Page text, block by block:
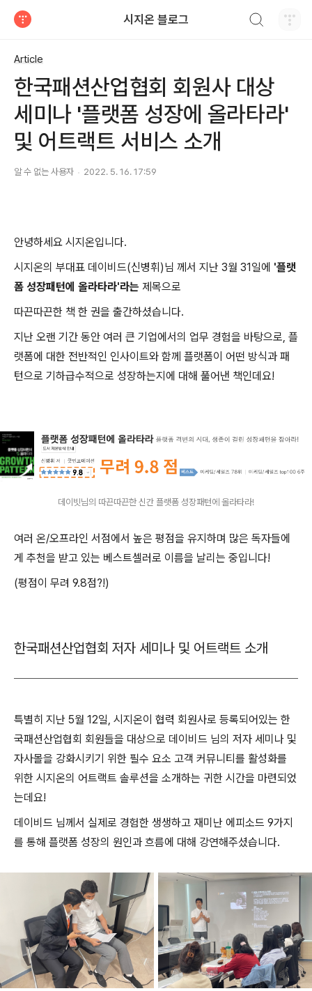
시지온 블로그
Article
한국패션산업협회 회원사 대상
세미나 '플랫폼 성장에 올라타라'
및 어트랙트 서비스 소개
알 수 없는 사용자 2022. 5. 16. 17:59
안녕하세요 시지온입니다.
시지온의 부대표 데이비드(신병휘)님 께서 지난 3월 31일에 '플랫
폼 성장패턴에 올라타라'라는 제목으로
따끈따끈한 책 한 권을 출간하셨습니다.
지난 오랜 기간 동안 여러 큰 기업에서의 업무 경험을 바탕으로, 플
랫폼에 대한 전반적인 인사이트와 함께 플랫폼이 어떤 방식과 패
턴으로 기하급수적으로 성장하는지에 대해 풀어낸 책인데요!
데이빗님의 따끈따끈한 신간 플랫폼 성장패턴에 올라타라!
여러 온/오프라인 서점에서 높은 평점을 유지하며 많은 독자들에
게 추천을 받고 있는 베스트셀러로 이름을 날리는 중입니다!
(평점이 무려 9.8점?!)
한국패션산업협회 저자 세미나 및 어트랙트 소개
특별히 지난 5월 12일, 시지온이 협력 회원사로 등록되어있는 한
국패션산업협회 회원들을 대상으로 데이비드 님의 저자 세미나 및
자사몰을 강화시키기 위한 필수 요소 고객 커뮤니티를 활성화를
위한 시지온의 어트랙트 솔루션을 소개하는 귀한 시간을 마련되었
는데요!
데이비드 님께서 실제로 경험한 생생하고 재미난 에피소드 9가지
를 통해 플랫폼 성장의 원인과 흐름에 대해 강연해주셨습니다.